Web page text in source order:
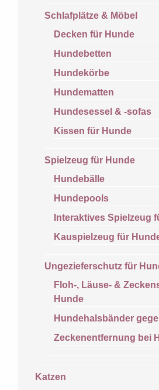
Schlafplätze & Möbel
Decken für Hunde
Hundebetten
Hundekörbe
Hundematten
Hundesessel & -sofas
Kissen für Hunde
Spielzeug für Hunde
Hundebälle
Hundepools
Interaktives Spielzeug
Kauspielzeug für
Ungezieferschutz für
Floh-, Läuse- &
Hunde
Hundehalsbänder
Zeckenentfernung bei
Katzen